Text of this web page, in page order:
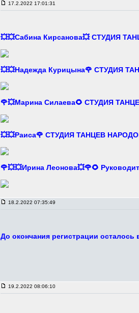
17.2.2022 17:01:31
💥💥Сабина Кирсанова💥 СТУДИЯ
💥💥Надежда Курицына🌹 СТУДИЯ
🌹💥Марина Силаева🌻 СТУДИЯ
💥💥Раиса🌹 СТУДИЯ ТАНЦЕВ
🌹💥💥Ирина Леонова💥🌹🌻
18.2.2022 07:35:49
До окончания регистрации осталось
19.2.2022 08:06:10